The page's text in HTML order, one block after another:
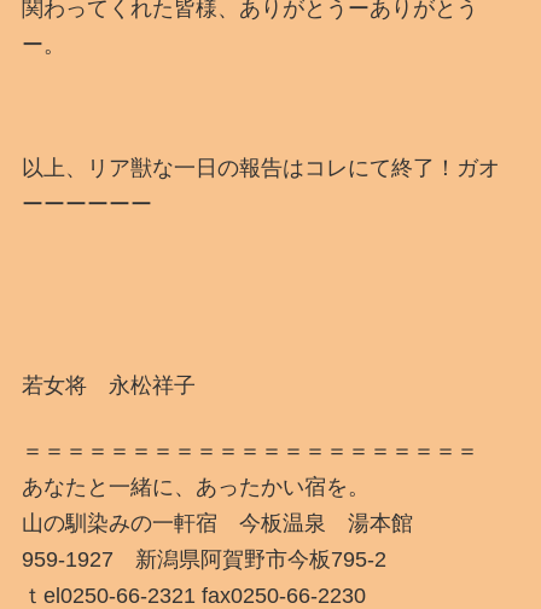
関わってくれた皆様、ありがとうーありがとう
ー。
以上、リア獣な一日の報告はコレにて終了！ガオ
ーーーーーー
若女将 永松祥子
＝＝＝＝＝＝＝＝＝＝＝＝＝＝＝＝＝＝＝＝＝
あなたと一緒に、あったかい宿を。
山の馴染みの一軒宿 今板温泉 湯本館
959-1927 新潟県阿賀野市今板795-2
ｔel0250-66-2321 fax0250-66-2230